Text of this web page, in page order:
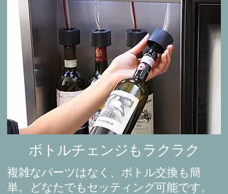
​ボトルチェンジもラクラク
複雑なパーツはなく、ボトル交換も簡
単。どなたでもセッティング可能です。